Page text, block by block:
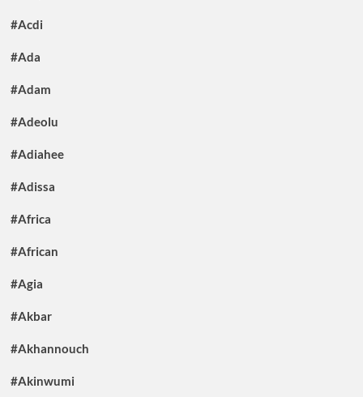
#Acdi
#Ada
#Adam
#Adeolu
#Adiahee
#Adissa
#Africa
#African
#Agia
#Akbar
#Akhannouch
#Akinwumi